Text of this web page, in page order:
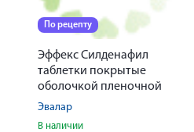
По рецепту
Эффекс Силденафил
таблетки покрытые
оболочкой пленочной
50мг № 6
Эвалар
В наличии